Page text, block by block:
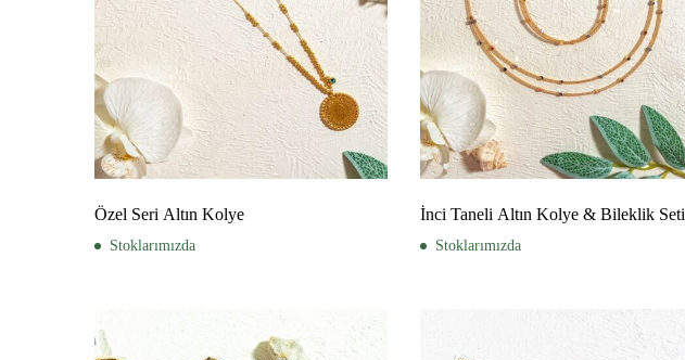
Özel Seri Altın Kolye
Stoklarımızda
İnci Taneli Altın Kolye & Bileklik Seti
Stoklarımızda